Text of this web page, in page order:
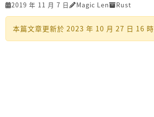
2019 年 11 月 7 日 Magic Len Rust
本篇文章更新於 2023 年 10 月 27 日 16 時